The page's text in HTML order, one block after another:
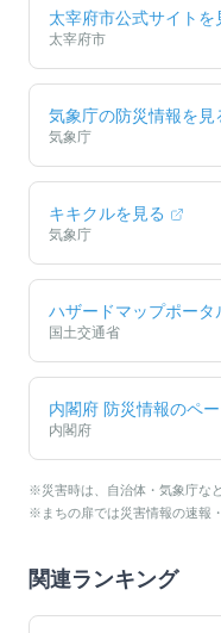
太宰府市公式サイトを
太宰府市
気象庁の防災情報を見
気象庁
キキクルを見る
気象庁
ハザードマップポータ
国土交通省
内閣府 防災情報のペ
内閣府
※災害時は、自治体・気象庁な
※まちの扉では災害情報の速報
関連ランキング